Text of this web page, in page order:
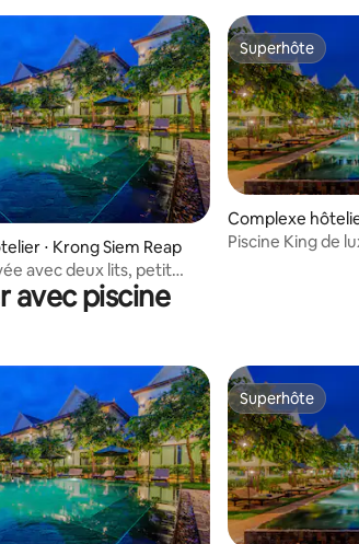
⋅ Krong Siem Reap
avec deux lits, petit
Superhôte
Superhôte
Complexe
Piscine King de
avec piscine
Superhôte
Superhôte